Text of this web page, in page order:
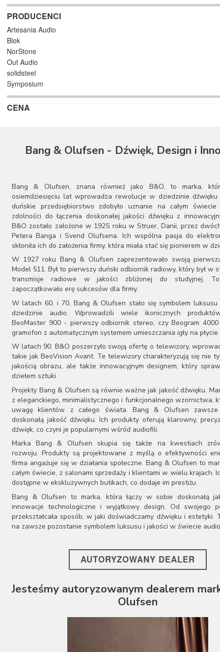
PRODUCENCI
Artesania Audio
Blok
NorStone
Out Audio
solidsteel
Symposium
CENA
Bang & Olufsen - Dźwięk, Design i
Bang & Olufsen, znana również jako B&O, to marka,
osiemdziesięciu lat wprowadza rewolucje w dziedzinie
duńskie przedsiębiorstwo zdobyło uznanie na całym
zdolności do łączenia doskonałej jakości dźwięku z
B&O zostało założone w 1925 roku w Struer, Danii, przez
Petera Banga i Svend Olufsena. Ich wspólna pasja do
skłoniła ich do założenia firmy, która miała stać się pionierem w
W 1927 roku Bang & Olufsen zaprezentowało swoją
Model 511. Był to pierwszy duński odbiornik radiowy, który był w
transmisje radiowe w jakości zbliżonej do studyjnej.
zapoczątkowało erę sukcesów dla firmy.
W latach 60. i 70. Bang & Olufsen stało się symbolem
dziedzinie audio. Wprowadzili wiele ikonicznych
BeoMaster 900 - pierwszy odbiornik stereo, czy Beogram
gramofon z automatycznym systemem umieszczania igły na płycie.
W latach 90. B&O poszerzyło swoją ofertę o telewizory,
takie jak BeoVision Avant. Te telewizory charakteryzują się nie
jakością obrazu, ale także innowacyjnym designem, który
dziełem sztuki.
Projekty Bang & Olufsen są równie ważne jak jakość dźwięku.
z eleganckiego, minimalistycznego i funkcjonalnego wzornictwa,
uwagę klientów z całego świata. Bang & Olufsen
doskonałą jakość dźwięku. Ich produkty oferują klarowny,
dźwięk, co czyni je popularnymi wśród audiofili.
Marka Bang & Olufsen skupia się także na kwestiach
rozwoju. Produkty są projektowane z myślą o efektywności
firma angażuje się w działania społeczne. Bang & Olufsen to
całym świecie, z salonami sprzedaży i klientami w wielu krajach.
dostępne w ekskluzywnych butikach, co dodaje im prestiżu.
Bang & Olufsen to marka, która łączy w sobie doskonałą
innowacje technologiczne i wyjątkowy design. Od swojego
przekształcała sposób, w jaki doświadczamy dźwięku i estetyki.
na zawsze pozostanie symbolem luksusu i jakości w świecie
AUTORYZOWANY DEALER
Jesteśmy autoryzowanym dealerem
Olufsen